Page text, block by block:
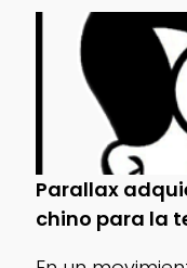
Parallax
chino para la